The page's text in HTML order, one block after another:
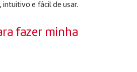
intuitivo e fácil de usar.
fazer minha